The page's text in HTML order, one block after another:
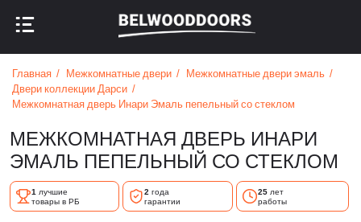
НАЗАД В МЕНЮ
НАЗАД В МЕНЮ
Главная Межкомнатные двери
Межкомнатные двери эмаль
Двери коллекции Дарси
Межкомнатная дверь Инари Эмаль пепельный со стеклом
МЕЖКОМНАТНАЯ ДВЕРЬ ИНАРИ
ЭМАЛЬ ПЕПЕЛЬНЫЙ СО СТЕКЛОМ
1 лучшие
товары в РБ
2 года
гарантии
25лет
работы